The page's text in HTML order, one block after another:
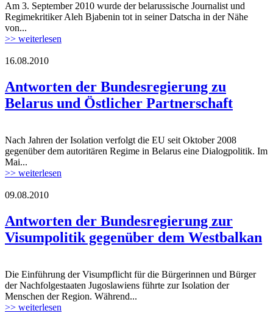
Am 3. September 2010 wurde der belarussische Journalist und
Regimekritiker Aleh Bjabenin tot in seiner Datscha in der Nähe
von...
>> weiterlesen
16.08.2010
Antworten der Bundesregierung zu
Belarus und Östlicher Partnerschaft
Nach Jahren der Isolation verfolgt die EU seit Oktober 2008
gegenüber dem autoritären Regime in Belarus eine Dialogpolitik. Im
Mai...
>> weiterlesen
09.08.2010
Antworten der Bundesregierung zur
Visumpolitik gegenüber dem Westbalkan
Die Einführung der Visumpflicht für die Bürgerinnen und Bürger
der Nachfolgestaaten Jugoslawiens führte zur Isolation der
Menschen der Region. Während...
>> weiterlesen